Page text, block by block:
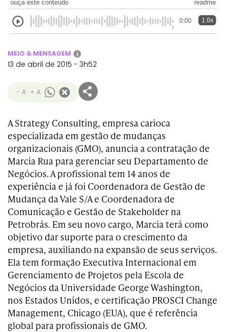
ouça este conteúdo readme
0:00 1.0x
MEIO & MENSAGEM i
13 de abril de 2015 - 3h52
- A + A
A Strategy Consulting, empresa carioca
especializada em gestão de mudanças
organizacionais (GMO), anuncia a contratação de
Marcia Rua para gerenciar seu Departamento de
Negócios. A profissional tem 14 anos de
experiência e já foi Coordenadora de Gestão de
Mudança da Vale S/A e Coordenadora de
Comunicação e Gestão de Stakeholder na
Petrobrás. Em seu novo cargo, Marcia terá como
objetivo dar suporte para o crescimento da
empresa, auxiliando na expansão de seus serviços.
Ela tem formação Executiva Internacional em
Gerenciamento de Projetos pela Escola de
Negócios da Universidade George Washington,
nos Estados Unidos, e certificação PROSCI Change
Management, Chicago (EUA), que é referência
global para profissionais de GMO.